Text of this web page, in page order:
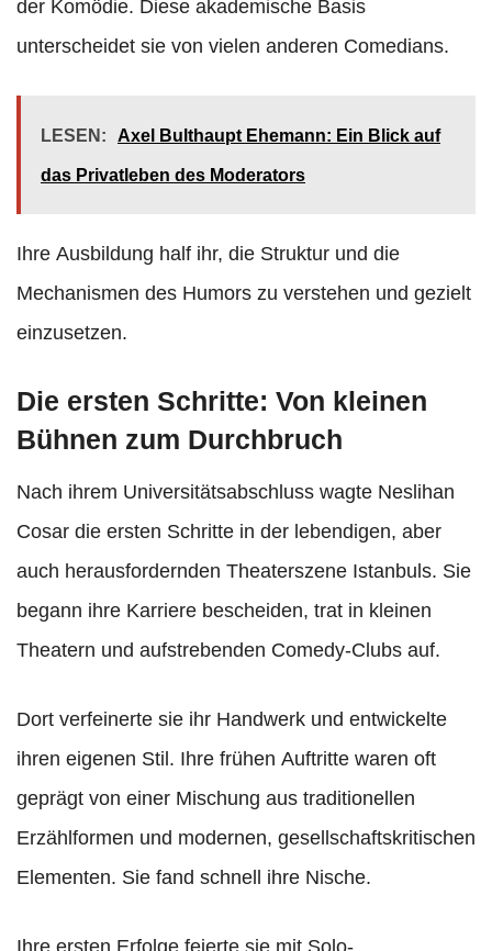
der Komödie. Diese akademische Basis
unterscheidet sie von vielen anderen Comedians.
LESEN: Axel Bulthaupt Ehemann: Ein Blick auf
das Privatleben des Moderators
Ihre Ausbildung half ihr, die Struktur und die
Mechanismen des Humors zu verstehen und gezielt
einzusetzen.
Die ersten Schritte: Von kleinen
Bühnen zum Durchbruch
Nach ihrem Universitätsabschluss wagte Neslihan
Cosar die ersten Schritte in der lebendigen, aber
auch herausfordernden Theaterszene Istanbuls. Sie
begann ihre Karriere bescheiden, trat in kleinen
Theatern und aufstrebenden Comedy-Clubs auf.
Dort verfeinerte sie ihr Handwerk und entwickelte
ihren eigenen Stil. Ihre frühen Auftritte waren oft
geprägt von einer Mischung aus traditionellen
Erzählformen und modernen, gesellschaftskritischen
Elementen. Sie fand schnell ihre Nische.
Ihre ersten Erfolge feierte sie mit Solo-